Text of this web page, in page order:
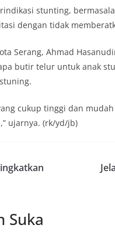
stunting,
dengan tidak
Serang, Ahmad
butir telur untuk anak
cukup tinggi dan
ujarnya. (rk/yd/jb)
Suka